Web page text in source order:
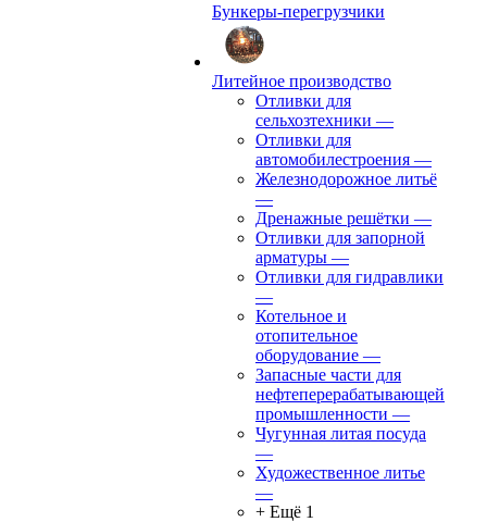
Бункеры-перегрузчики
Литейное производство
Отливки для
сельхозтехники —
Отливки для
автомобилестроения —
Железнодорожное литьё
—
Дренажные решётки —
Отливки для запорной
арматуры —
Отливки для гидравлики
—
Котельное и
отопительное
оборудование —
Запасные части для
нефтеперерабатывающей
промышленности —
Чугунная литая посуда
—
Художественное литье
—
+ Ещё 1